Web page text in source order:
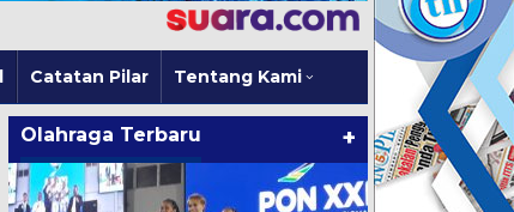
Catatan Pilar Tentang Kami
Olahraga Terbaru +